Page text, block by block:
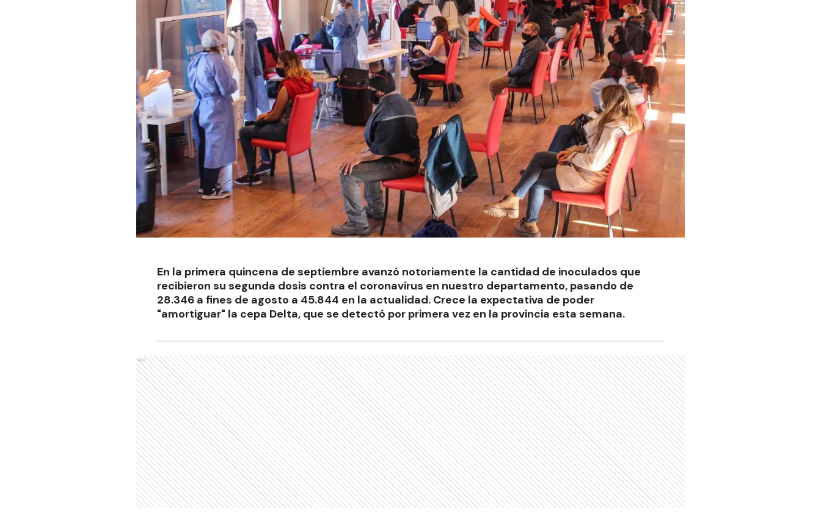
En la primera quincena de septiembre avanzó notoriamente la cantidad de inoculados que
recibieron su segunda dosis contra el coronavirus en nuestro departamento, pasando de
28.346 a fines de agosto a 45.844 en la actualidad. Crece la expectativa de poder
"amortiguar" la cepa Delta, que se detectó por primera vez en la provincia esta semana.
Ads